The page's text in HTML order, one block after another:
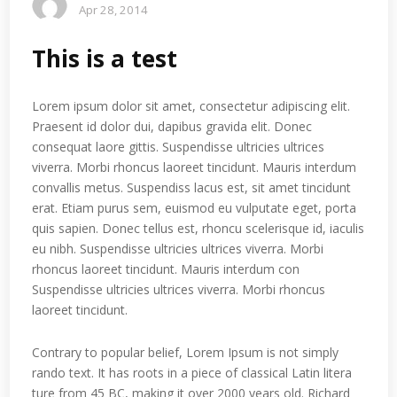
Apr 28, 2014
This is a test
Lorem ipsum dolor sit amet, consectetur adipiscing elit.
Praesent id dolor dui, dapibus gravida elit. Donec
consequat laore gittis. Suspendisse ultricies ultrices
viverra. Morbi rhoncus laoreet tincidunt. Mauris interdum
convallis metus. Suspendiss lacus est, sit amet tincidunt
erat. Etiam purus sem, euismod eu vulputate eget, porta
quis sapien. Donec tellus est, rhoncu scelerisque id, iaculis
eu nibh. Suspendisse ultricies ultrices viverra. Morbi
rhoncus laoreet tincidunt. Mauris interdum con
Suspendisse ultricies ultrices viverra. Morbi rhoncus
laoreet tincidunt.
Contrary to popular belief, Lorem Ipsum is not simply
rando text. It has roots in a piece of classical Latin litera
ture from 45 BC, making it over 2000 years old. Richard